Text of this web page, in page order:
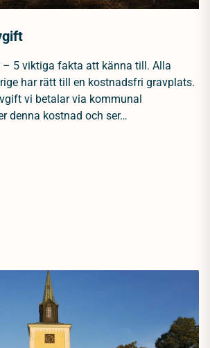
5 viktiga fakta att känna till. Alla
har rätt till en kostnadsfri gravplats.
vi betalar via kommunal
denna kostnad och ser…